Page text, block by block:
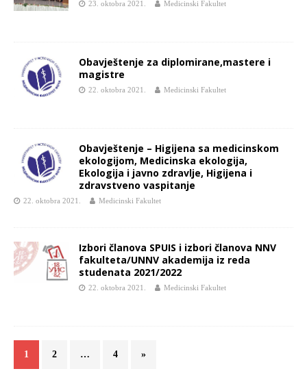
23. oktobra 2021. Medicinski Fakultet
Obavještenje za diplomirane,mastere i
magistre
22. oktobra 2021. Medicinski Fakultet
Obavještenje – Higijena sa medicinskom
ekologijom, Medicinska ekologija,
Ekologija i javno zdravlje, Higijena i
zdravstveno vaspitanje
22. oktobra 2021. Medicinski Fakultet
Izbori članova SPUIS i izbori članova NNV
fakulteta/UNNV akademija iz reda
studenata 2021/2022
22. oktobra 2021. Medicinski Fakultet
1 2 … 4 »